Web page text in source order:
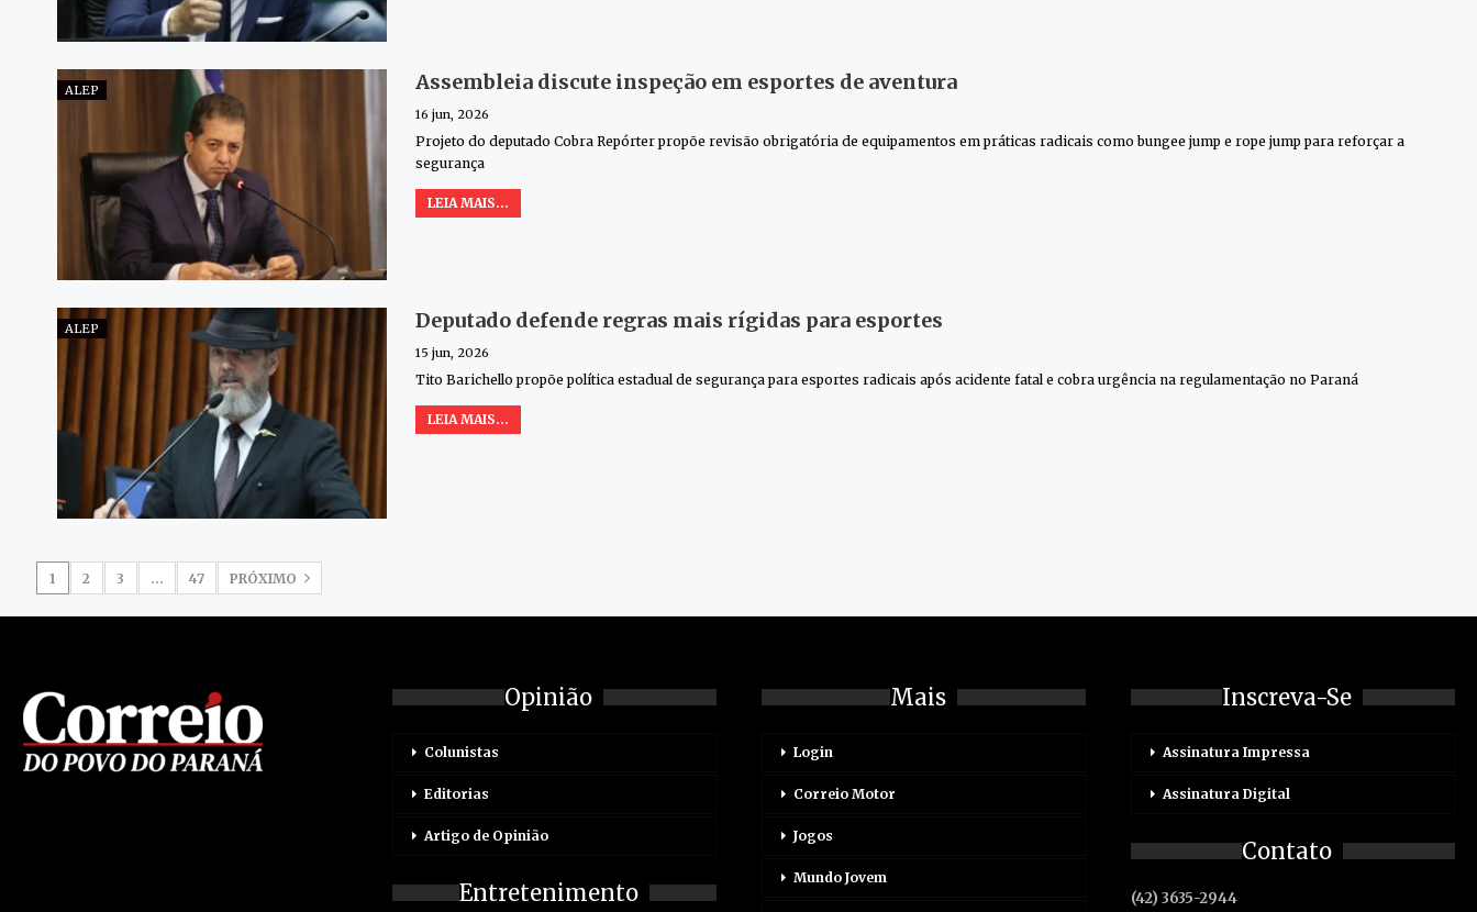
ALEP Assembleia discute inspeção em esportes de aventura
16 jun, 2026
Projeto do deputado Cobra Repórter propõe revisão obrigatória de equipamentos em práticas radicais como bungee jump e rope jump para reforçar a
segurança
LEIA MAIS...
ALEP Deputado defende regras mais rígidas para esportes
15 jun, 2026
Tito Barichello propõe política estadual de segurança para esportes radicais após acidente fatal e cobra urgência na regulamentação no Paraná
LEIA MAIS...
1 2 3 … 47 PRÓXIMO
Opinião
Colunistas
Editorias
Artigo de Opinião
Entretenimento
Mais
Login
Correio Motor
Jogos
Mundo Jovem
Inscreva-Se
Assinatura Impressa
Assinatura Digital
Contato
(42) 3635-2944